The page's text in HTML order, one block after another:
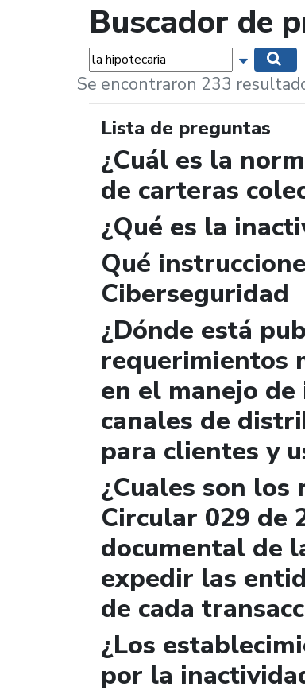
Buscador de
Palabras... Mostrar
Se encontraron 233
Lista de preguntas
¿Cuál es la
de carteras
¿Qué es la
Qué
Ciberseguridad
¿Dónde está
requerimientos
en el manejo
canales de
para clientes y
¿Cuales son
Circular 029 de
documental de
expedir las
de cada
¿Los
por la